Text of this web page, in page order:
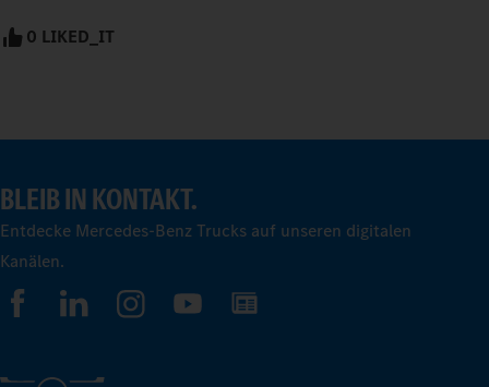
0 LIKED_IT
BLEIB IN KONTAKT.
Entdecke Mercedes-Benz Trucks auf unseren digitalen
Kanälen.